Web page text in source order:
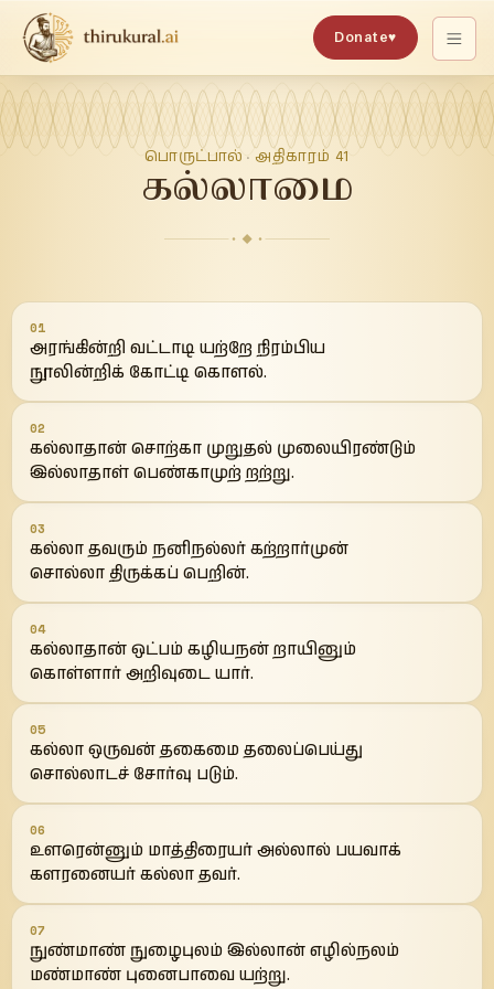
Donate♥
பொருட்பால் · அதிகாரம் 41
கல்லாமை
01
அரங்கின்றி வட்டாடி யற்றே நிரம்பிய
நூலின்றிக் கோட்டி கொளல்.
02
கல்லாதான் சொற்கா முறுதல் முலையிரண்டும்
இல்லாதாள் பெண்காமுற் றற்று.
03
கல்லா தவரும் நனிநல்லர் கற்றார்முன்
சொல்லா திருக்கப் பெறின்.
04
கல்லாதான் ஒட்பம் கழியநன் றாயினும்
கொள்ளார் அறிவுடை யார்.
05
கல்லா ஒருவன் தகைமை தலைப்பெய்து
சொல்லாடச் சோர்வு படும்.
06
உளரென்னும் மாத்திரையர் அல்லால் பயவாக்
களரனையர் கல்லா தவர்.
07
நுண்மாண் நுழைபுலம் இல்லான் எழில்நலம்
மண்மாண் புனைபாவை யற்று.